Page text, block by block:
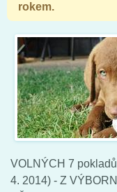
rokem.
VOLNÝCH 7
4. 2014) - Z